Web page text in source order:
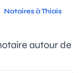
Notaires à Thiais
autour de